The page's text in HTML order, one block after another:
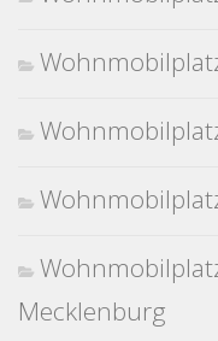
Mecklenburg